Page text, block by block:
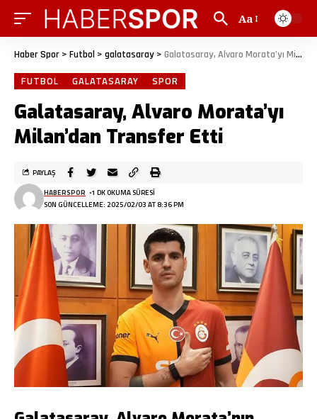
Aa
Haber Spor > Futbol > galatasaray > Galatasaray, Alvaro Morata’yı Milan’dan Transfer Etti
FUTBOL GALATASARAY SPOR
Galatasaray, Alvaro Morata’yı
Milan’dan Transfer Etti
SON GÜNCELLEME: 2025/02/03 AT 8:36 PM
HABERSPOR 1 DK OKUMA SÜRESI
PAYLAŞ